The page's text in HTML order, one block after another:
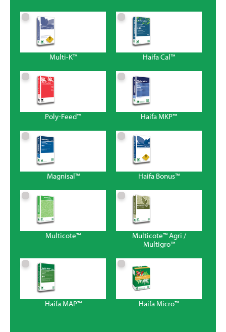
Multi-K™ Haifa Cal™
Poly-Feed™ Haifa MKP™
Magnisal™ Haifa Bonus™
Multicote™
Multicote™ Agri /
Multigro™
Haifa MAP™ Haifa Micro™